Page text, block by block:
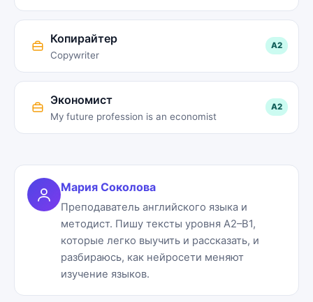
Копирайтер
Copywriter
A2
Экономист
My future profession is an economist
A2
Мария Соколова
Преподаватель английского языка и
методист. Пишу тексты уровня A2–B1,
которые легко выучить и рассказать, и
разбираюсь, как нейросети меняют
изучение языков.